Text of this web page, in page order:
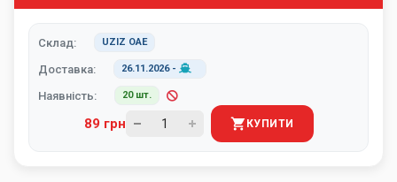
Склад: UZIZ ОАЕ
Доставка: 26.11.2026-
Наявність: 20 шт.
89 грн КУПИТИ